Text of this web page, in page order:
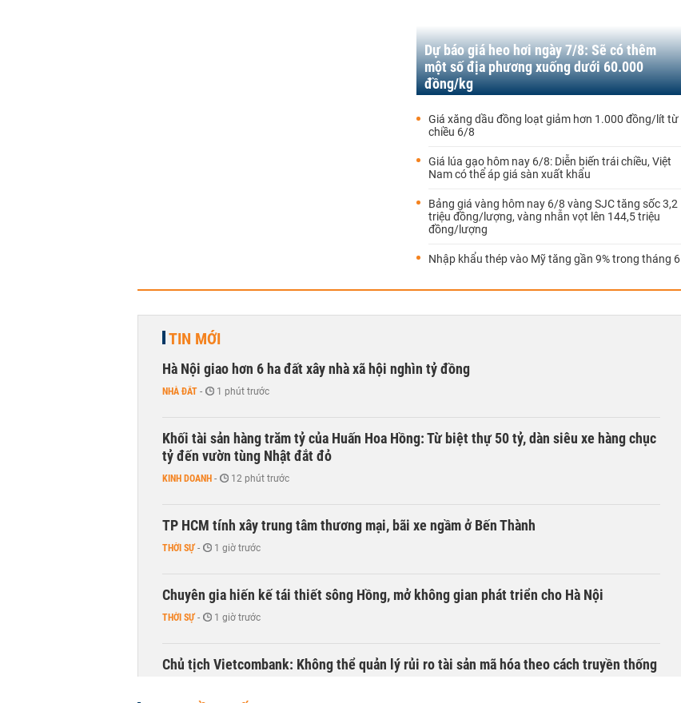
Dự báo giá heo hơi ngày 7/8: Sẽ có thêm
một số địa phương xuống dưới 60.000
đồng/kg
Giá xăng dầu đồng loạt giảm hơn 1.000 đồng/lít từ
chiều 6/8
Giá lúa gạo hôm nay 6/8: Diễn biến trái chiều, Việt
Nam có thể áp giá sàn xuất khẩu
Bảng giá vàng hôm nay 6/8 vàng SJC tăng sốc 3,2
triệu đồng/lượng, vàng nhẫn vọt lên 144,5 triệu
đồng/lượng
Nhập khẩu thép vào Mỹ tăng gần 9% trong tháng 6
TIN MỚI
Hà Nội giao hơn 6 ha đất xây nhà xã hội nghìn tỷ đồng
NHÀ ĐẤT - 1 phút trước
Khối tài sản hàng trăm tỷ của Huấn Hoa Hồng: Từ biệt thự 50 tỷ, dàn siêu xe hàng chục
tỷ đến vườn tùng Nhật đắt đỏ
KINH DOANH - 12 phút trước
TP HCM tính xây trung tâm thương mại, bãi xe ngầm ở Bến Thành
THỜI SỰ - 1 giờ trước
Chuyên gia hiến kế tái thiết sông Hồng, mở không gian phát triển cho Hà Nội
THỜI SỰ - 1 giờ trước
Chủ tịch Vietcombank: Không thể quản lý rủi ro tài sản mã hóa theo cách truyền thống